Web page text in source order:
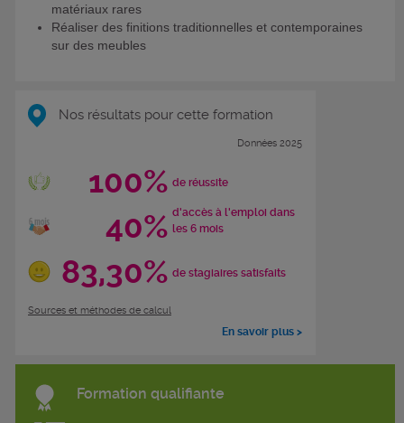
matériaux rares
Réaliser des finitions traditionnelles et contemporaines
sur des meubles
Nos résultats pour cette formation
Données 2025
100% de réussite
40% d'accès à l'emploi dans
les 6 mois
83,30% de stagiaires satisfaits
Sources et méthodes de calcul
En savoir plus >
Formation qualifiante